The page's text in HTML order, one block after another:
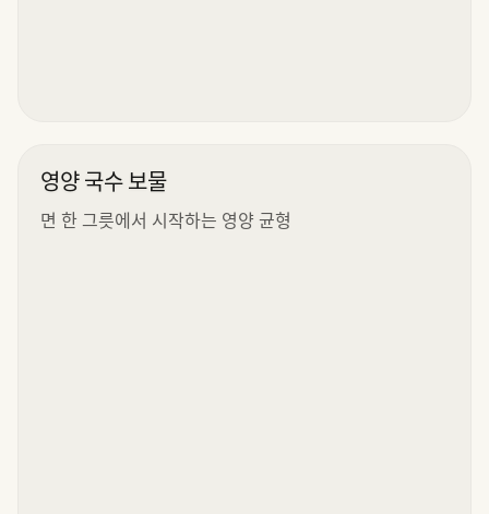
영양 국수 보물
면 한 그릇에서 시작하는 영양 균형